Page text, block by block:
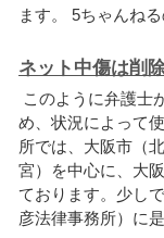
ます。 5ちゃんね
ネット中傷は削
このように弁護士
め、状況によって
所では、大阪市（
宮）を中心に、大
ております。少し
彦法律事務所）に